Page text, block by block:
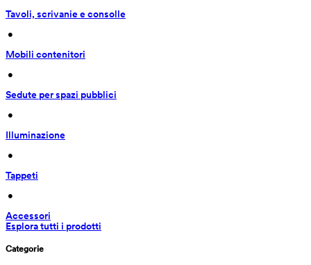
Tavoli, scrivanie e consolle
•
Mobili contenitori
•
Sedute per spazi pubblici
•
Illuminazione
•
Tappeti
•
Accessori
Esplora tutti i prodotti
Categorie